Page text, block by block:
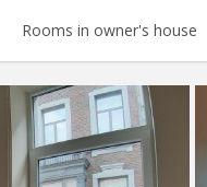
Rooms in owner's house